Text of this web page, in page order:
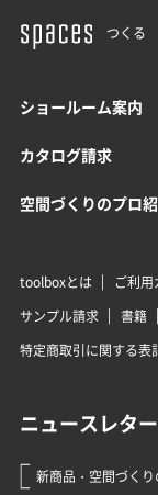
つくる
ショールーム案内
カタログ請求
空間づくりのプロ
toolboxとは ご利用
サンプル請求
書籍
特定商取引に関する表